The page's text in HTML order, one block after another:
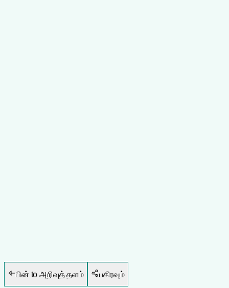
பின் to அறிவுத் தளம் பகிரவும்